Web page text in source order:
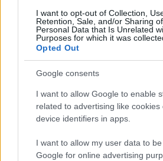
I want to opt-out of Collection,
Retention, Sale, and/or Sharing
Personal Data that Is Unrelated
Purposes for which it was
Opted Out
Google consents
I want to allow Google to enable
related to advertising like cookies
device identifiers in apps.
I want to allow my user data to
Google for online advertising
Αν τα χάσατε
«Αφιέρωσε τη ζωή της στο